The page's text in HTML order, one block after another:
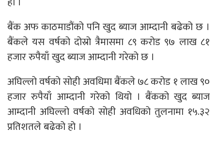
बैंक अफ काठमाडौंको पनि खुद ब्याज आम्दानी बढेको छ ।
बैंकले यस वर्षको दोस्रो त्रैमासमा ८९ करोड ९७ लाख ८१
हजार रुपैयाँ खुद ब्याज आम्दानी गरेको छ ।
अघिल्लो वर्षको सोही अवधिमा बैंकले ७८ करोड १ लाख ९०
हजार रुपैयाँ आम्दानी गरेको थियो । बैंकको खुद ब्याज
आम्दानी अघिल्लो वर्षको सोही अवधिको तुलनामा १५.३२
प्रतिशतले बढेको हो ।